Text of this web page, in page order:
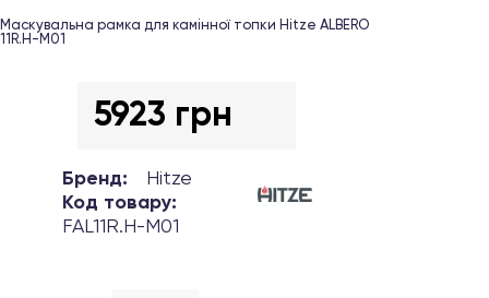
Маскувальна рамка для камінної топки Hitze ALBERO
11R.H-М01
5923 грн
Бренд:
Hitze
Код товару:
FAL11R.H-М01